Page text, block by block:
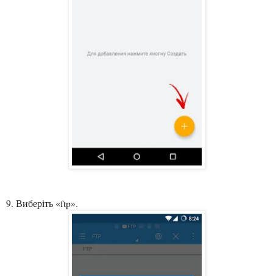
9. Виберіть «ftp».